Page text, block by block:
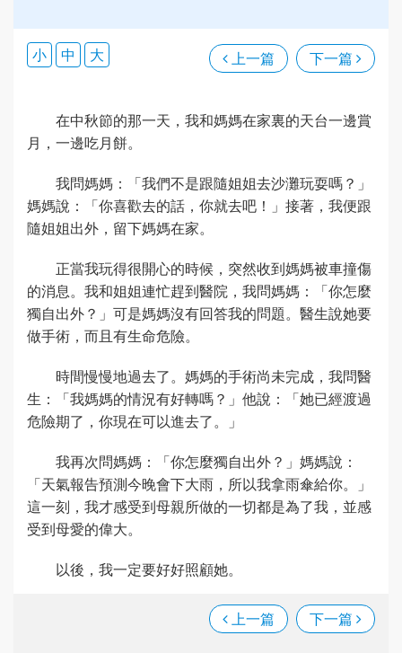
上一篇 下一篇
小 中 大
在中秋節的那一天，我和媽媽在家裏的天台一邊賞
月，一邊吃月餅。
我問媽媽：「我們不是跟隨姐姐去沙灘玩耍嗎？」
媽媽說：「你喜歡去的話，你就去吧！」接著，我便跟
隨姐姐出外，留下媽媽在家。
正當我玩得很開心的時候，突然收到媽媽被車撞傷
的消息。我和姐姐連忙趕到醫院，我問媽媽：「你怎麼
獨自出外？」可是媽媽沒有回答我的問題。醫生說她要
做手術，而且有生命危險。
時間慢慢地過去了。媽媽的手術尚未完成，我問醫
生：「我媽媽的情況有好轉嗎？」他說：「她已經渡過
危險期了，你現在可以進去了。」
我再次問媽媽：「你怎麼獨自出外？」媽媽說：
「天氣報告預測今晚會下大雨，所以我拿雨傘給你。」
這一刻，我才感受到母親所做的一切都是為了我，並感
受到母愛的偉大。
以後，我一定要好好照顧她。
上一篇 下一篇